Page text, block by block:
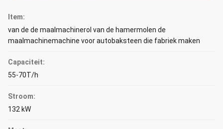
Item:
van de de maalmachinerol van de hamermolen de
maalmachinemachine voor autobaksteen die fabriek maken
Capaciteit:
55-70T/h
Stroom:
132 kW